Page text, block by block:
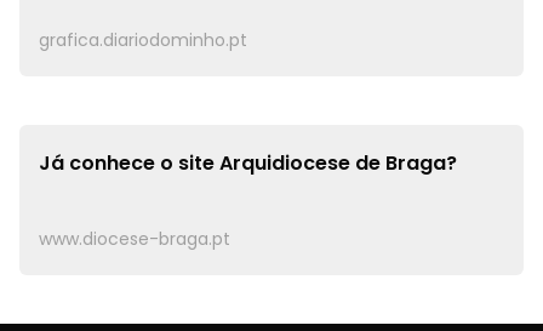
grafica.diariodominho.pt
Já conhece o siteArquidiocese de Braga?
www.diocese-braga.pt